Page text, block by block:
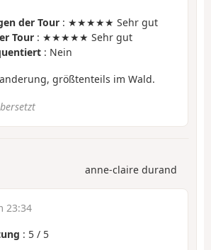
der Tour : ★★★★★ Sehr gut
Tour : ★★★★★ Sehr gut
: Nein
größtenteils im Wald.
anne-claire durand
23:34
: 5 / 5